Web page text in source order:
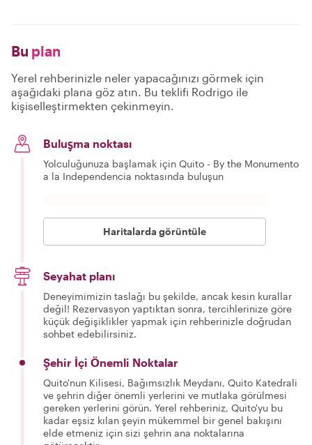
Bu plan
Yerel rehberinizle neler yapacağınızı görmek için
aşağıdaki plana göz atın. Bu teklifi Rodrigo ile
kişiselleştirmekten çekinmeyin.
Buluşma noktası
Yolculuğunuza başlamak için Quito - By the Monumento
a la Independencia noktasında buluşun
Haritalarda görüntüle
Seyahat planı
Deneyimimizin taslağı bu şekilde, ancak kesin kurallar
değil! Rezervasyon yaptıktan sonra, tercihlerinize göre
küçük değişiklikler yapmak için rehberinizle doğrudan
sohbet edebilirsiniz.
Şehir İçi Önemli Noktalar
Quito'nun Kilisesi, Bağımsızlık Meydanı, Quito Katedrali
ve şehrin diğer önemli yerlerini ve mutlaka görülmesi
gereken yerlerini görün. Yerel rehberiniz, Quito'yu bu
kadar eşsiz kılan şeyin mükemmel bir genel bakışını
elde etmeniz için sizi şehrin ana noktalarına